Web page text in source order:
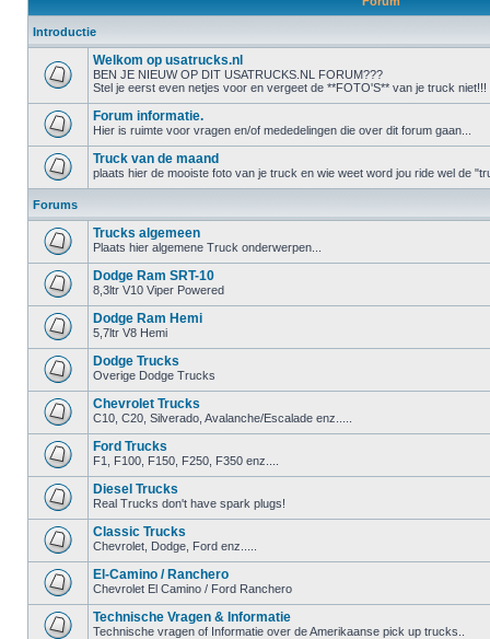
Introductie
Welkom op usatrucks.nl
BEN JE NIEUW OP DIT USATRUCKS.NL FORUM???
Stel je eerst even netjes voor en vergeet de **FOTO'S** van je truck niet!!!
Forum informatie.
Hier is ruimte voor vragen en/of mededelingen die over dit forum gaan...
Truck van de maand
plaats hier de mooiste foto van je truck en wie weet word jou ride wel de
Forums
Trucks algemeen
Plaats hier algemene Truck onderwerpen...
Dodge Ram SRT-10
8,3ltr V10 Viper Powered
Dodge Ram Hemi
5,7ltr V8 Hemi
Dodge Trucks
Overige Dodge Trucks
Chevrolet Trucks
C10, C20, Silverado, Avalanche/Escalade enz.....
Ford Trucks
F1, F100, F150, F250, F350 enz....
Diesel Trucks
Real Trucks don't have spark plugs!
Classic Trucks
Chevrolet, Dodge, Ford enz.....
El-Camino / Ranchero
Chevrolet El Camino / Ford Ranchero
Technische Vragen & Informatie
Technische vragen of Informatie over de Amerikaanse pick up trucks..